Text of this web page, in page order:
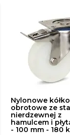
Nylonowe kółko
obrotowe ze
nierdzewnej z
hamulcem i
- 100 mm - 180